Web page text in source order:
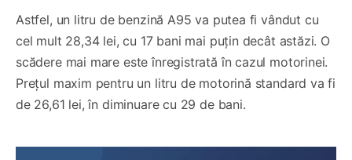
Astfel, un litru de benzină A95 va putea fi vândut cu
cel mult 28,34 lei, cu 17 bani mai puțin decât astăzi. O
scădere mai mare este înregistrată în cazul motorinei.
Prețul maxim pentru un litru de motorină standard va fi
de 26,61 lei, în diminuare cu 29 de bani.